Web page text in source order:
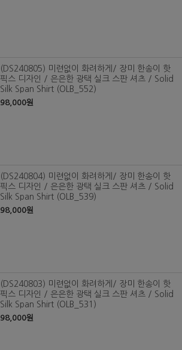
(DS240805) 미련없이 화려하게/ 장미 한송이 핫
픽스 디자인 / 은은한 광택 실크 스판 셔츠 / Solid
Silk Span Shirt (OLB_552)
98,000원
(DS240804) 미련없이 화려하게/ 장미 한송이 핫
픽스 디자인 / 은은한 광택 실크 스판 셔츠 / Solid
Silk Span Shirt (OLB_539)
98,000원
(DS240803) 미련없이 화려하게/ 장미 한송이 핫
픽스 디자인 / 은은한 광택 실크 스판 셔츠 / Solid
Silk Span Shirt (OLB_531)
98,000원